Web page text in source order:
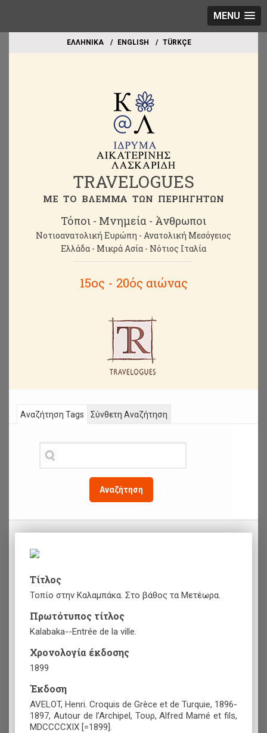
MENU
EΛΛΗΝΙΚΑ ΕΝGLISH TÜRKÇE
TRAVELOGUES
ME TO BΛΕΜΜΑ ΤΩΝ ΠΕΡΙΗΓΗΤΩΝ
Τόποι - Μνημεία - Άνθρωποι
Νοτιοανατολική Ευρώπη - Ανατολική Μεσόγειος
Ελλάδα - Μικρά Ασία - Νότιος Ιταλία
15ος - 20ός αιώνας
Αναζήτηση Tags
Αναζήτηση
Σύνθετη Αναζήτηση
Τίτλος
Τοπίο στην Καλαμπάκα. Στο βάθος τα Μετέωρα.
Πρωτότυπος τίτλος
Kalabaka--Entrée de la ville.
Χρονολογία έκδοσης
1899
Έκδοση
AVELOT, Henri. Croquis de Grèce et de Turquie, 1896-
1897, Autour de l’Archipel, Τουρ, Alfred Mamé et fils,
MDCCCCXIX [=1899].